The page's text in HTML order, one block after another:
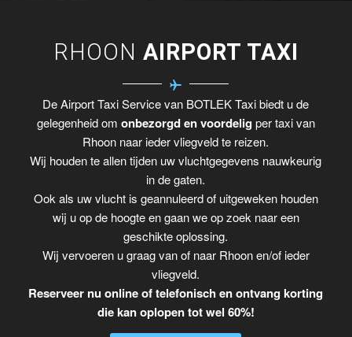
RHOON AIRPORT TAXI
De Airport Taxi Service van BOTLEK Taxi biedt u de
gelegenheid om onbezorgd en voordelig per taxi van
Rhoon naar ieder vliegveld te reizen.
Wij houden te allen tijden uw vluchtgegevens nauwkeurig
in de gaten.
Ook als uw vlucht is geannuleerd of uitgeweken houden
wij u op de hoogte en gaan we op zoek naar een
geschikte oplossing.
Wij vervoeren u graag van of naar Rhoon en/of ieder
vliegveld.
Reserveer nu online of telefonisch en ontvang korting
die kan oplopen tot wel 60%!